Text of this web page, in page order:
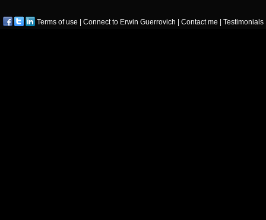
Terms of use | Connect to Erwin Guerrovich | Contact me | Testimonials